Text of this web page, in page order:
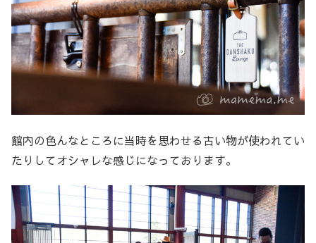
館内の色んなところに当時を思わせる古い物が使われてい
たりしてオシャレな感じになっております。